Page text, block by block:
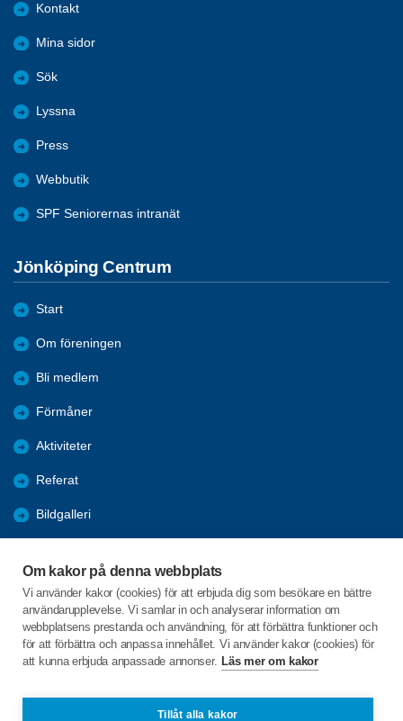
Om kakor på denna webbplats
Vi använder kakor (cookies) för att erbjuda dig som besökare en bättre
användarupplevelse. Vi samlar in och analyserar information om
webbplatsens prestanda och användning, för att förbättra funktioner och
för att förbättra och anpassa innehållet. Vi använder kakor (cookies) för
att kunna erbjuda anpassade annonser. Läs mer om kakor
Tillåt alla kakor
Kontakt
Mina sidor
Sök
Lyssna
Press
Webbutik
SPF Seniorernas intranät
Jönköping Centrum
Start
Om föreningen
Bli medlem
Förmåner
Aktiviteter
Referat
Bildgalleri
Engagera DIG i vår förening
C/o:Lennart Lööw